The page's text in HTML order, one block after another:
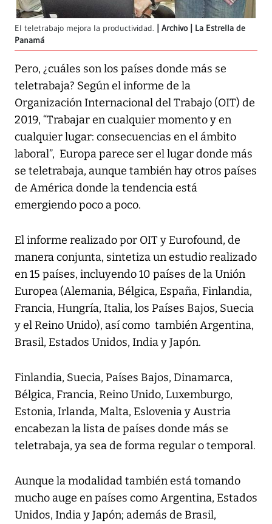
El teletrabajo mejora la productividad.
Archivo | La Estrella de
Panamá
Pero, ¿cuáles son los países donde más se
teletrabaja? Según el informe de la
Organización Internacional del Trabajo (OIT) de
2019, “Trabajar en cualquier momento y en
cualquier lugar: consecuencias en el ámbito
laboral”, Europa parece ser el lugar donde más
se teletrabaja, aunque también hay otros países
de América donde la tendencia está
emergiendo poco a poco.
El informe realizado por OIT y Eurofound, de
manera conjunta, sintetiza un estudio realizado
en 15 países, incluyendo 10 países de la Unión
Europea (Alemania, Bélgica, España, Finlandia,
Francia, Hungría, Italia, los Países Bajos, Suecia
y el Reino Unido), así como también Argentina,
Brasil, Estados Unidos, India y Japón.
Finlandia, Suecia, Países Bajos, Dinamarca,
Bélgica, Francia, Reino Unido, Luxemburgo,
Estonia, Irlanda, Malta, Eslovenia y Austria
encabezan la lista de países donde más se
teletrabaja, ya sea de forma regular o temporal.
Aunque la modalidad también está tomando
mucho auge en países como Argentina, Estados
Unidos, India y Japón; además de Brasil,